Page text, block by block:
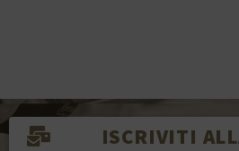
ISCRIVITI